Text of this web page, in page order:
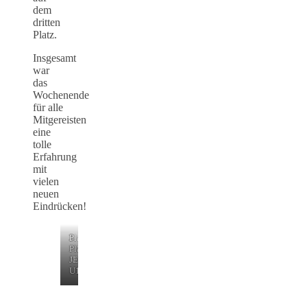
dem
dritten
Platz.
Insgesamt
war
das
Wochenende
für alle
Mitgereisten
eine
tolle
Erfahrung
mit
vielen
neuen
Eindrücken!
3.
Platz
ME
U11
3.
Plätz
JE
U19
Platzierungen